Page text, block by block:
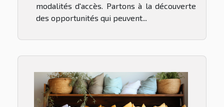
modalités d'accès. Partons à la découverte
des opportunités qui peuvent...